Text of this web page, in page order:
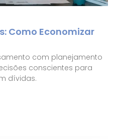
Como Economizar
com planejamento
conscientes para
dívidas.